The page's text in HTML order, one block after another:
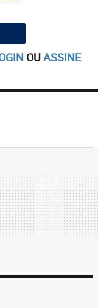
OUASSINE